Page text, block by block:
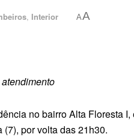
, Interior AA
no bairro Alta Floresta I,
por volta das 21h30.